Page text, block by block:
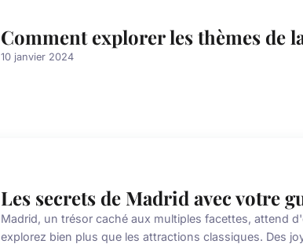
Comment explorer les thèmes de
10 janvier 2024
Les secrets de Madrid avec votre
Madrid, un trésor caché aux multiples facettes, attend
explorez bien plus que les attractions classiques. Des